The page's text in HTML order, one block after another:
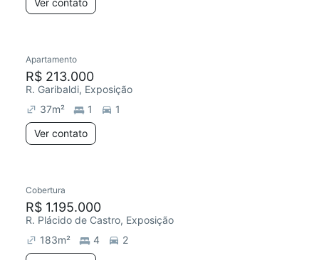
Ver contato
Apartamento
R$ 213.000
R. Garibaldi, Exposição
37m² 1
1
Ver contato
Cobertura
R$ 1.195.000
R. Plácido de Castro, Exposição
183m² 4
2